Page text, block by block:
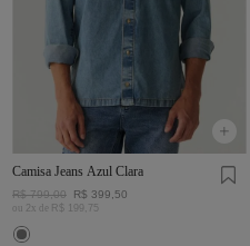
Camisa Jeans Azul Clara
R$ 799,00 R$ 399 50
ou 2 x de R$ 75